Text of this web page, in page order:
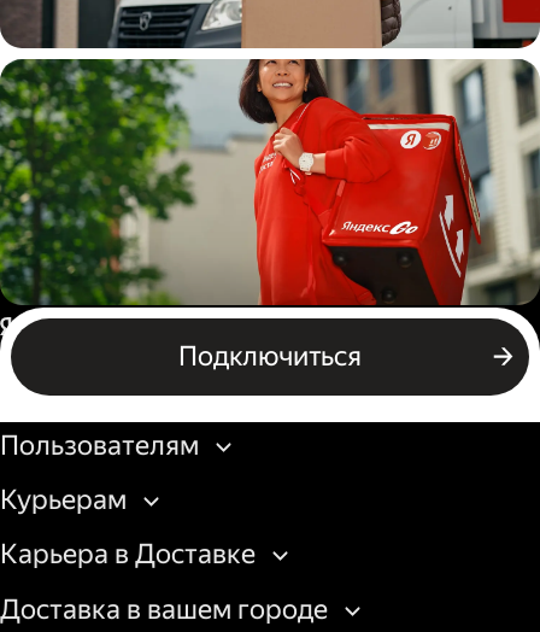
Водитель
грузовой машины
Пеший курьер
Подключиться
Россия
Бизнесу
Пользователям
Курьерам
Карьера в Доставке
Доставка в вашем городе